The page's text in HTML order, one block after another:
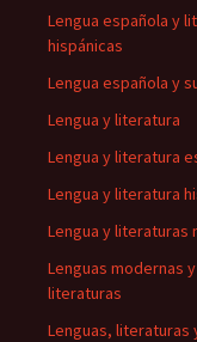
Lengua española y
hispánicas
Lengua española y
Lengua y literatura
Lengua y literatura
Lengua y literatura
Lengua y literaturas
Lenguas modernas
literaturas
Lenguas, literaturas